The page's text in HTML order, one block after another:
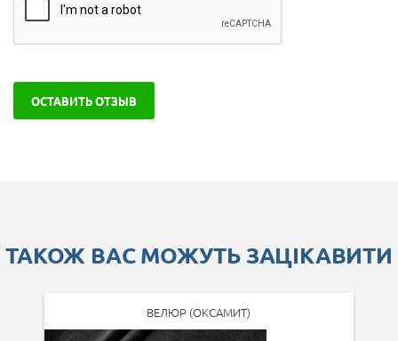
ОСТАВИТЬ ОТЗЫВ
ТАКОЖ ВАС МОЖУТЬ ЗАЦІКАВИТИ
ВЕЛЮР (ОКСАМИТ)